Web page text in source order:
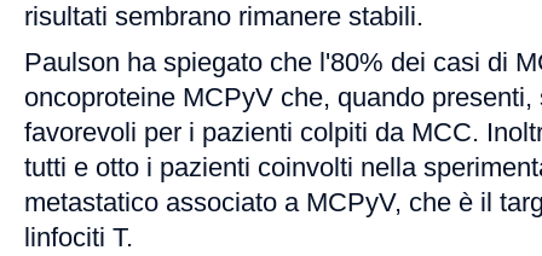
risultati sembrano rimanere stabili.
Paulson ha spiegato che l'80% dei casi di
oncoproteine MCPyV che, quando
favorevoli per i pazienti colpiti da MCC.
tutti e otto i pazienti coinvolti nella
metastatico associato a MCPyV, che è il
linfociti T.